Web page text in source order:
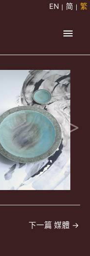
EN 简 繁
主
要
選
單
下一篇 媒體 →